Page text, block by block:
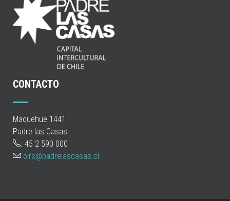
CONTACTO
Maquehue 1441
Padre las Casas
: 45 2 590 000
oirs@padrelascasas.cl